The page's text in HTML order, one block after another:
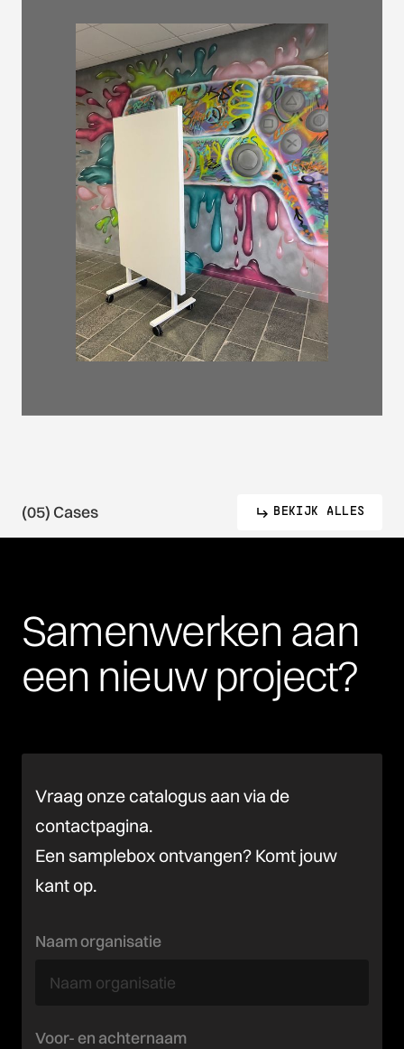
(05) Cases BEKIJK ALLES
Samenwerken aan
een nieuwproject?
Vraag onze catalogus aan via de
contactpagina.
Een samplebox ontvangen? Komt jouw
kant op.
Naam organisatie
Voor- en achternaam